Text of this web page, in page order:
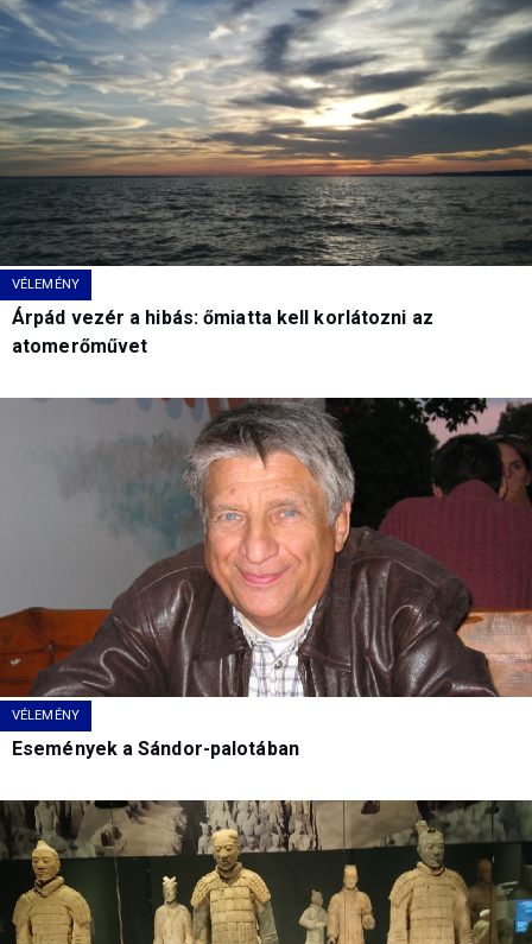
VÉLEMÉNY
Árpád vezér a hibás: őmiatta kell korlátozni az
atomerőművet
VÉLEMÉNY
Események a Sándor-palotában